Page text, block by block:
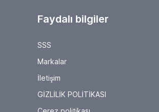
Faydalı bilgiler
SSS
Markalar
İletişim
GİZLİLİK POLİTİKASI